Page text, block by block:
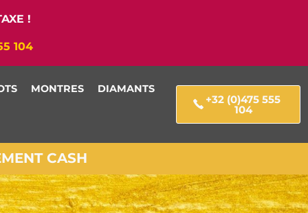
!
104
MONTRES DIAMANTS
+32 (0)475 555
104
CASH